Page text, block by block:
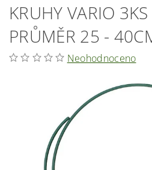
KRUHY VARIO
PRŮMĚR 25 -
Neohodnoceno